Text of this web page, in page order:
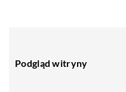
Podgląd witryny